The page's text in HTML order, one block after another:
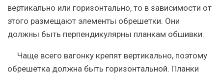
вертикально или горизонтально, то в зависимости от
этого размещают элементы обрешетки. Они
должны быть перпендикулярны планкам обшивки.
Чаще всего вагонку крепят вертикально, поэтому
обрешетка должна быть горизонтальной. Планки